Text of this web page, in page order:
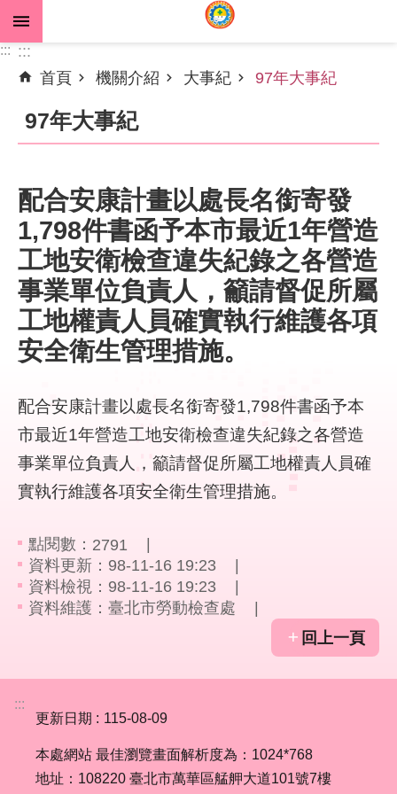
跳到主要內容區塊
進
搜
尋
公
告
資
訊
機
關
紹
業
務
資
訊
線
上
服
務
訊
相
關
::: :::
首頁
機關介紹 大事紀 97年大事紀
97年大事紀
配合安康計畫以處長名銜寄發
1,798件書函予本市最近1年營造
工地安衛檢查違失紀錄之各營造
事業單位負責人，籲請督促所屬
工地權責人員確實執行維護各項
安全衛生管理措施。
配合安康計畫以處長名銜寄發1,798件書函予本
市最近1年營造工地安衛檢查違失紀錄之各營造
事業單位負責人，籲請督促所屬工地權責人員確
實執行維護各項安全衛生管理措施。
點閱數： 2791
資料更新：98-11-16 19:23
資料檢視：98-11-16 19:23
資料維護：臺北市勞動檢查處
回上一頁
:::
更新日期
115-08-09
本處網站 最佳瀏覽畫面解析度為：1024*768
地址：108220 臺北市萬華區艋舺大道101號7樓